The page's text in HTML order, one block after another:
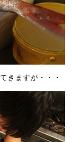
きますが・・・